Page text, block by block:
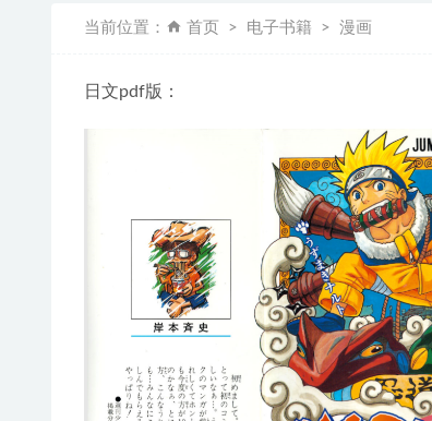
当前位置： 首页 电子书籍 漫画
日文pdf版：